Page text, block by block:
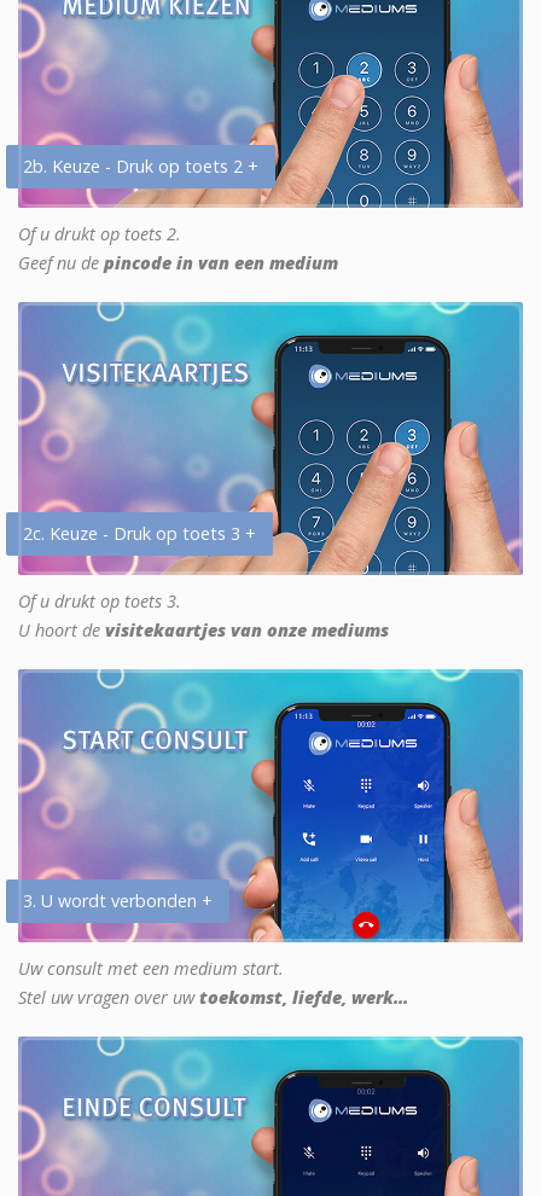
2b. Keuze - Druk op toets 2 +
Of u drukt op toets 2.
Geef nu de pincode in van een medium
2c. Keuze - Druk op toets 3 +
Of u drukt op toets 3.
U hoort de visitekaartjes van onze mediums
3. U wordt verbonden +
Uw consult met een medium start.
Stel uw vragen over uwtoekomst, liefde, werk...